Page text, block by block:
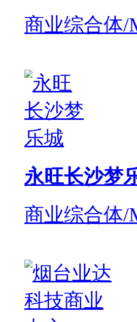
商业综合体/
永旺长沙梦
商业综合体/